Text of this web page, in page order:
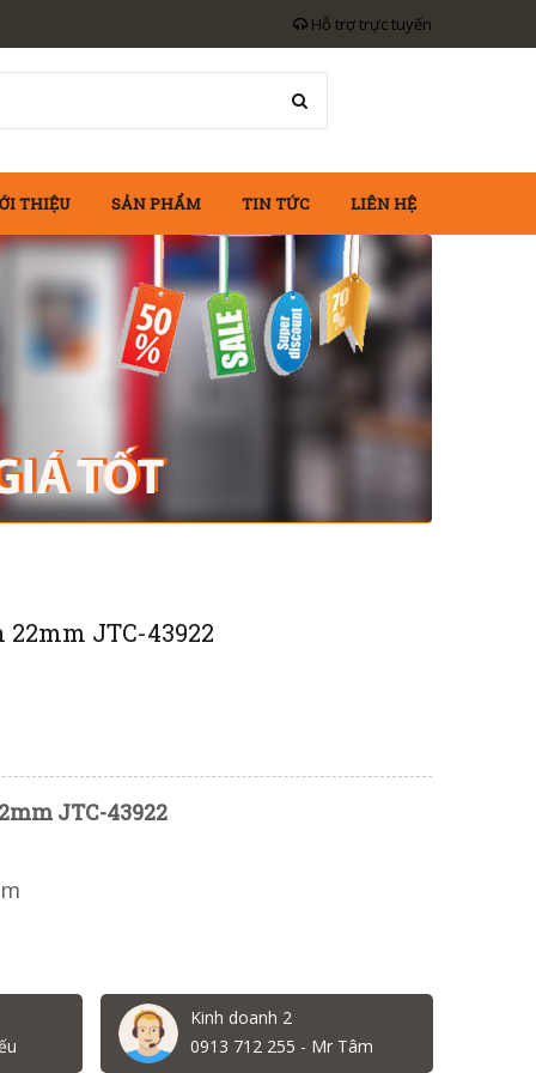
Hỗ trợ trực tuyến
THIỆU SẢN PHẨM TIN TỨC LIÊN HỆ
22mm JTC-43922
JTC-43922
Kinh doanh 2
0913 712 255 - Mr Tâm